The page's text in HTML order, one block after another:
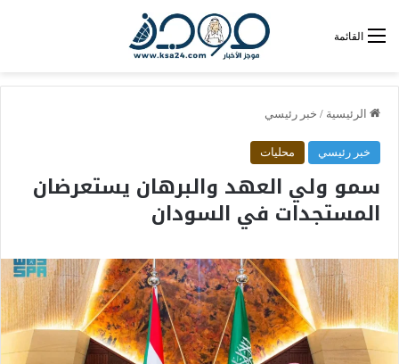
القائمة
الرئيسية / خبر رئيسي
خبر رئيسي محليات
سمو ولي العهد والبرهان يستعرضان
المستجدات في السودان